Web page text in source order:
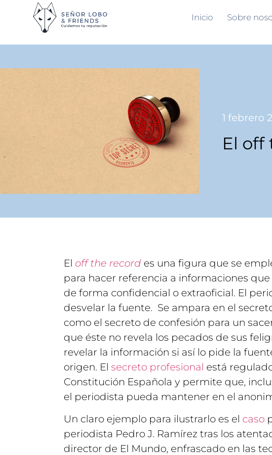
Inicio Sobre
1 febrero
El off
El off the recordes una figura que se
para hacer referencia a informaciones
de forma confidencial o extraoficial. El
desvelar la fuente. Se ampara en el
como el secreto de confesión para un
que éste no revela los pecados de sus
revelar la información si así lo pide la
origen. El secreto profesional está
Constitución Española y permite que,
el periodista pueda mantener en el
Un claro ejemplo para ilustrarlo es el caso
periodista Pedro J. Ramírez tras los
director de El Mundo, enfrascado en las